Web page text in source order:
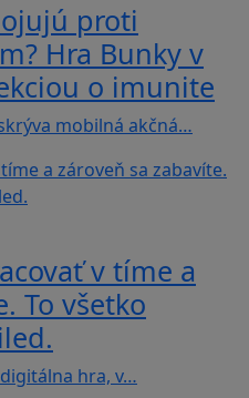
proti
Hra Bunky v
o imunite
mobilná akčná…
v tíme a
To všetko
hra, v…